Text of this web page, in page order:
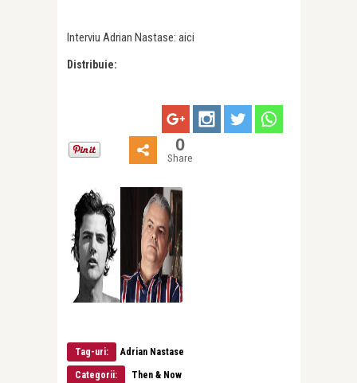
Interviu Adrian Nastase: aici
Distribuie:
0
Share
Tag-uri: Adrian Nastase
Categorii: Then & Now